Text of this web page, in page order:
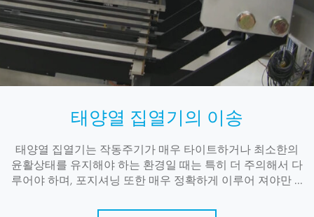
태양열 집열기의 이송
태양열 집열기는 작동주기가 매우 타이트하거나 최소한의
윤활상태를 유지해야 하는 환경일 때는 특히 더 주의해서 다
루어야 하며, 포지셔닝 또한 매우 정확하게 이루어 져야만 ...